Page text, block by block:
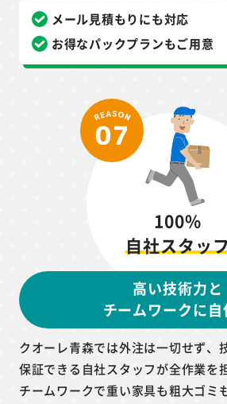
メール見積もりにも対応
お得なパックプランもご用意
100%
自社スタッ
高い技術力と
チームワークに自
クオーレ青森では外注は一切せず、
保証できる自社スタッフが全作業を
チームワークで重い家具も粗大ゴミ